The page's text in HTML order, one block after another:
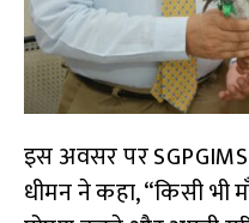
इस अवसर पर
धीमन ने कहा, “किसी भी